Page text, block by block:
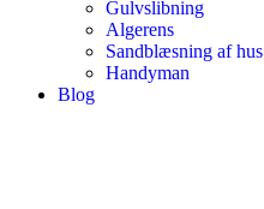
Gulvslibning
Algerens
Sandblæsning af hus
Handyman
Blog